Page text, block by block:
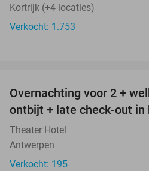
Kortrijk (+4 locaties)
Verkocht: 1.753
Overnachting voor 2 +
ontbijt + late check-out in
Theater Hotel
Antwerpen
Verkocht: 195